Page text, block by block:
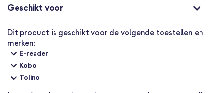
Geschikt voor
Dit product is geschikt voor de volgende toestellen en
merken:
E-reader
Kobo
Tolino